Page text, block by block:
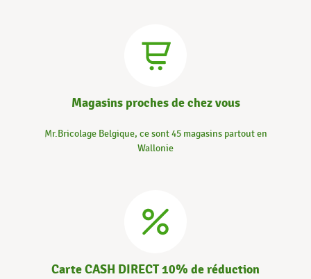
Magasins proches de chez vous
Mr.Bricolage Belgique, ce sont 45 magasins partout en
Wallonie
Carte CASH DIRECT 10% de réduction